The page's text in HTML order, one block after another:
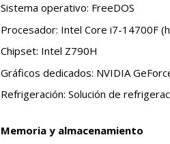
Sistema operativo: FreeDOS
Procesador: Intel Core i7-14700F
Chipset: Intel Z790H
Gráficos dedicados: NVIDIA
Refrigeración: Solución de
Memoria y almacenamiento